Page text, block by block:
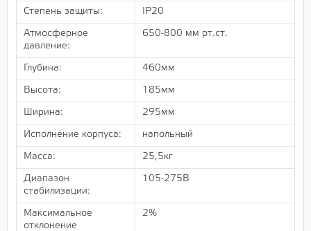
Степень защиты: IP20
Атмосферное
давление:
650-800 мм рт.ст.
Глубина: 460мм
Высота: 185мм
Ширина: 295мм
Исполнение корпуса: напольный
Масса: 25,5кг
Диапазон
стабилизации:
105-275В
Максимальное
отклонение
2%